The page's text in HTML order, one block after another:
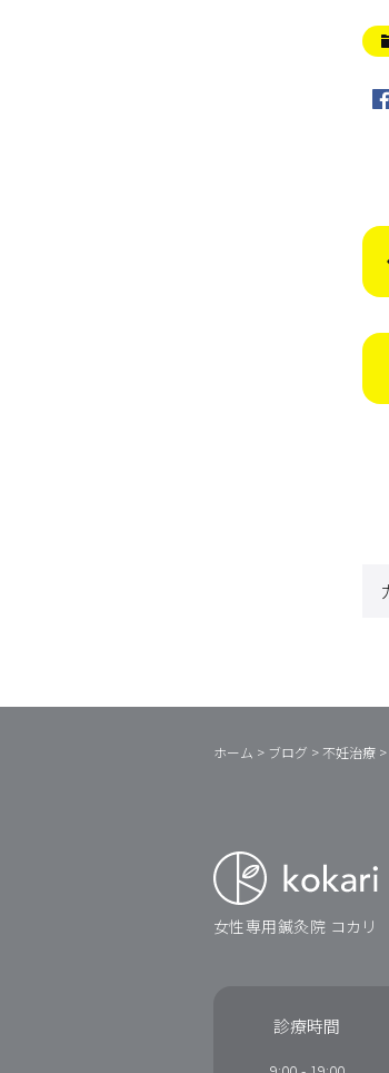
ホーム > ブログ > 不妊治療 >
女性専用鍼灸院 コカリ
診療時間